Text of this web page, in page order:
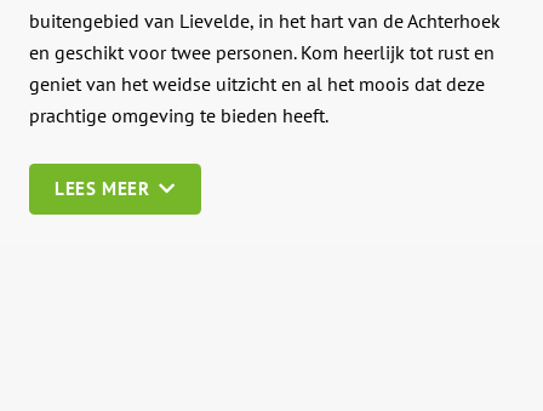
buitengebied van Lievelde, in het hart van de Achterhoek
en geschikt voor twee personen. Kom heerlijk tot rust en
geniet van het weidse uitzicht en al het moois dat deze
prachtige omgeving te bieden heeft.
LEES MEER